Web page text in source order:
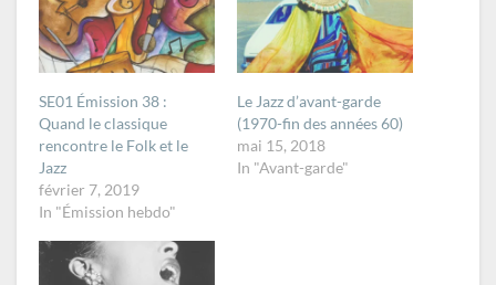
SE01 Émission 38 :
Quand le classique
rencontre le Folk et le
Jazz
février 7, 2019
In "Émission hebdo"
Le Jazz d’avant-garde
(1970-fin des années 60)
mai 15, 2018
In "Avant-garde"